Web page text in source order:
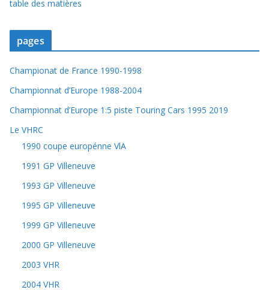
table des matières
pages
Championat de France 1990-1998
Championnat d’Europe 1988-2004
Championnat d’Europe 1:5 piste Touring Cars 1995 2019
Le VHRC
1990 coupe europénne VlA
1991 GP Villeneuve
1993 GP Villeneuve
1995 GP Villeneuve
1999 GP Villeneuve
2000 GP Villeneuve
2003 VHR
2004 VHR